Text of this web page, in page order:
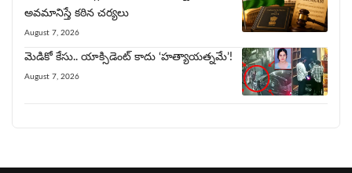
అవ‌మానిస్తే క‌ఠిన చ‌ర్య‌లు
August 7, 2026
మెడికో కేసు.. యాక్సిడెంట్ కాదు ‘హత్యాయత్నమే’!
August 7, 2026